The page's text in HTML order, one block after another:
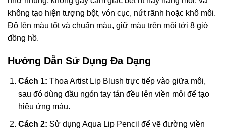
không tạo hiện tượng bột, vón cục, nứt rãnh hoặc khô môi.
Độ lên màu tốt và chuẩn màu, giữ màu trên môi tới 8 giờ
đồng hồ.
Hướng Dẫn Sử Dụng Đa Dạng
Cách 1: Thoa Artist Lip Blush trực tiếp vào giữa môi,
sau đó dùng đầu ngón tay tán đều lên viền môi để tạo
hiệu ứng màu.
Cách 2: Sử dụng Aqua Lip Pencil để vẽ đường viền